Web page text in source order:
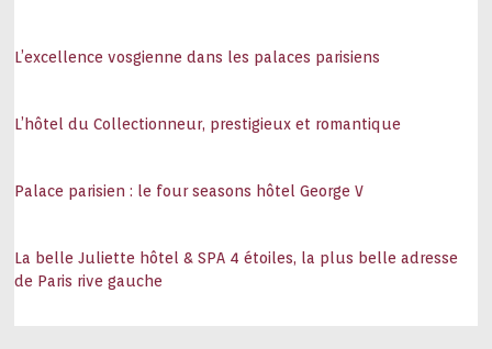
L’excellence vosgienne dans les palaces parisiens
L’hôtel du Collectionneur, prestigieux et romantique
Palace parisien : le four seasons hôtel George V
La belle Juliette hôtel & SPA 4 étoiles, la plus belle adresse
de Paris rive gauche